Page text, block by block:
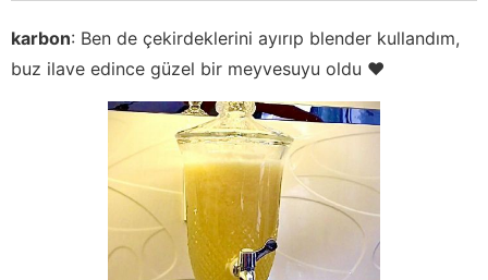
karbon: Ben de çekirdeklerini ayırıp blender kullandım,
buz ilave edince güzel bir meyvesuyu oldu ♥️